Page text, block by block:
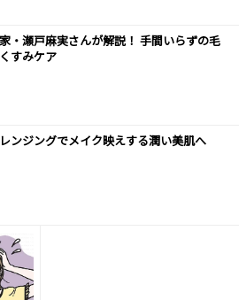
・瀬戸麻実さんが解説！ 手間いらずの毛
すみケア
ンジングでメイク映えする潤い美肌へ